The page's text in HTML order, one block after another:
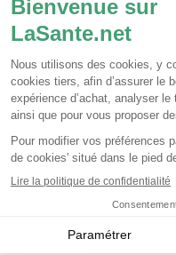
200 mg suppositoires ?
autres médicaments en
plus fréquent et
durer plus de 5 jours pour le
de votre médecin
: